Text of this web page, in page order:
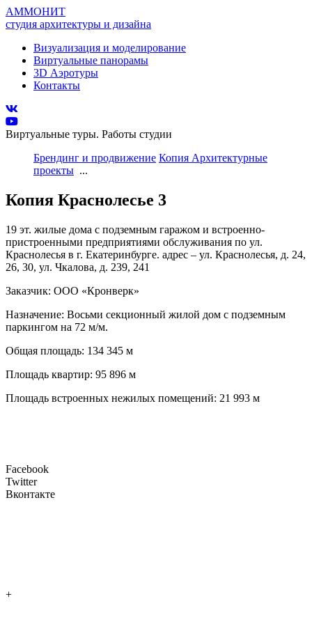
АММОНИТ
студия архитектуры и дизайна
Визуализация и моделирование
Виртуальные панорамы
3D Аэротуры
Контакты
Виртуальные туры. Работы студии
Брендинг и продвижение Копия Архитектурные
проекты ...
Копия Краснолесье 3
19 эт. жилые дома с подземным гаражом и встроенно-
пристроенными предприятиями обслуживания по ул.
Краснолесья в г. Екатеринбурге. адрес – ул. Краснолесья, д. 24,
26, 30, ул. Чкалова, д. 239, 241
Заказчик: ООО «Кронверк»
Назначение: Восьми секционный жилой дом с подземным
паркингом на 72 м/м.
Общая площадь: 134 345 м
Площадь квартир: 95 896 м
Площадь встроенных нежилых помещений: 21 993 м
Facebook
Twitter
Вконтакте
+